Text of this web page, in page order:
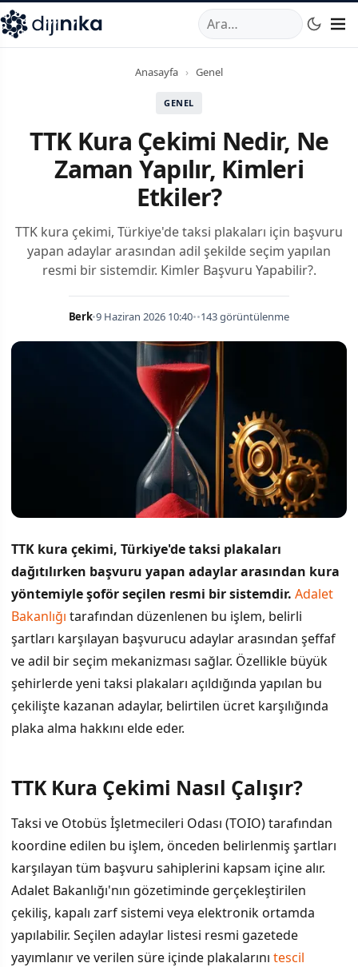
,Marmara Mahallesi,Beylikdüzü34520TRTelefon:0850
Anasayfa › Genel
GENEL
TTK Kura Çekimi Nedir, Ne
Zaman Yapılır, Kimleri
Etkiler?
TTK kura çekimi, Türkiye'de taksi plakaları için başvuru
yapan adaylar arasından adil şekilde seçim yapılan
resmi bir sistemdir. Kimler Başvuru Yapabilir?.
Berk•9 Haziran 2026 10:40••143 görüntülenme
TTK kura çekimi, Türkiye'de taksi plakaları
dağıtılırken başvuru yapan adaylar arasından kura
yöntemiyle şoför seçilen resmi bir sistemdir. Adalet
Bakanlığı tarafından düzenlenen bu işlem, belirli
şartları karşılayan başvurucu adaylar arasından şeffaf
ve adil bir seçim mekanizması sağlar. Özellikle büyük
şehirlerde yeni taksi plakaları açıldığında yapılan bu
çekilişte kazanan adaylar, belirtilen ücret karşılığında
plaka alma hakkını elde eder.
İÇINDEKILER ›
TTK Kura Çekimi Nasıl Çalışır?
Kimler Başvuru Yapabilir?
Kura Çekiminin Amacı
Son Çekimler ve Güncel Durum
TTK Kura Çekimi Nasıl Çalışır?
Taksi ve Otobüs İşletmecileri Odası (TOIO) tarafından
koordine edilen bu işlem, önceden belirlenmiş şartları
karşılayan tüm başvuru sahiplerini kapsam içine alır.
Adalet Bakanlığı'nın gözetiminde gerçekleştirilen
çekiliş, kapalı zarf sistemi veya elektronik ortamda
yapılabilir. Seçilen adaylar listesi resmi gazetede
yayımlanır ve verilen süre içinde plakalarını tescil